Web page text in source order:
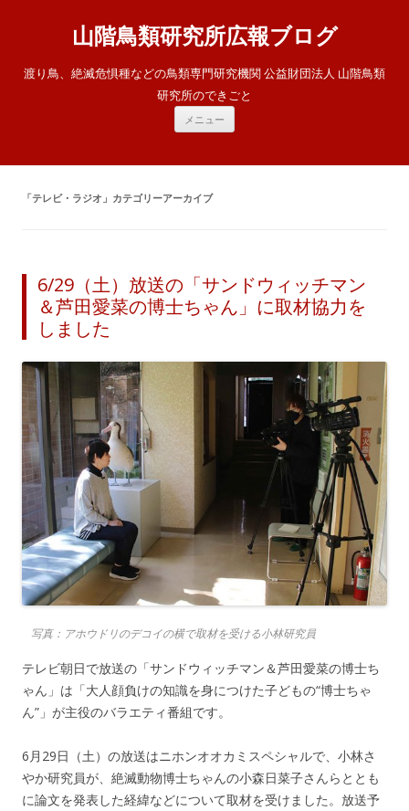
山階鳥類研究所広報ブログ
渡り鳥、絶滅危惧種などの鳥類専門研究機関 公益財団法人 山階鳥類
研究所のできごと
メニュー
ツ
「テレビ・ラジオ 」カテゴリーアーカイブ
6/29（土）放送の「サンドウィッチマン
＆芦田愛菜の博士ちゃん」に取材協力を
しました
写真：アホウドリのデコイの横で取材を受ける小林研究員
テレビ朝日で放送の「サンドウィッチマン＆芦田愛菜の博士ち
ゃん」は「大人顔負けの知識を身につけた子どもの“博士ちゃ
ん”」が主役のバラエティ番組です。
6月29日（土）の放送はニホンオオカミスペシャルで、小林さ
やか研究員が、絶滅動物博士ちゃんの小森日菜子さんらととも
に論文を発表した経緯などについて取材を受けました。放送予